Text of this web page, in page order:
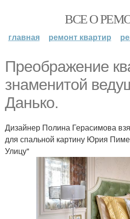
ВСЕ О
главная ремонт квартир
Преображение
знаменитой
Данько.
Дизайнер Полина Герасимова
для спальной картину Юрия
Улицу"